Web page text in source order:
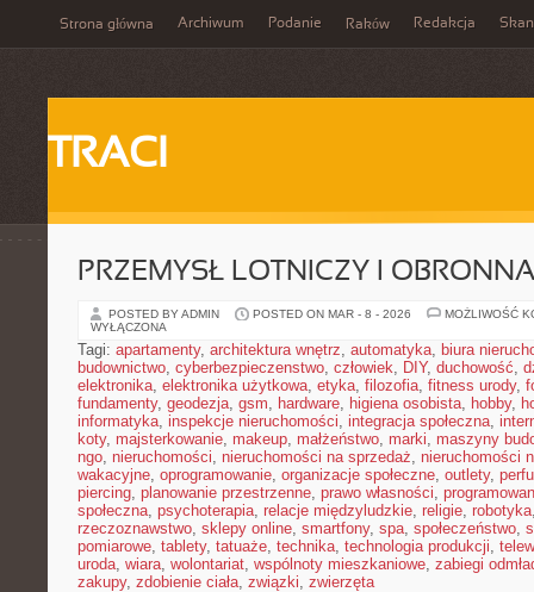
Strona główna Archiwum Podanie Raków Redakcja
TRACI
PRZEMYSŁ LOTNICZY I
POSTED BY ADMIN POSTED ON MAR - 8 - 2026
MOŻLIWOŚĆ
WYŁĄCZONA
Tagi: apartamenty, architektura wnętrz, automatyka, biura
budownictwo, cyberbezpieczenstwo, człowiek, DIY, duchowość,
elektronika, elektronika użytkowa, etyka, filozofia, fitness urody,
fundamenty, geodezja, gsm, hardware, higiena osobista, hobby,
informatyka, inspekcje nieruchomości, integracja społeczna,
koty, majsterkowanie, makeup, małżeństwo, marki, maszyny
ngo, nieruchomości, nieruchomości na sprzedaż, nieruchomości
wakacyjne, oprogramowanie, organizacje społeczne, outlety,
piercing, planowanie przestrzenne, prawo własności,
społeczna, psychoterapia, relacje międzyludzkie, religie, robotyka
rzeczoznawstwo, sklepy online, smartfony, spa, społeczeństwo,
pomiarowe, tablety, tatuaże, technika, technologia produkcji,
uroda, wiara, wolontariat, wspólnoty mieszkaniowe, zabiegi
zakupy, zdobienie ciała, związki, zwierzęta